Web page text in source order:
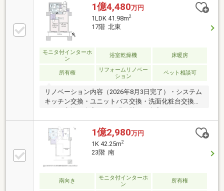
1億4,480万円
1LDK 41.98m2
17階 北東
モニタ付インターホ
ン
浴室乾燥機 床暖房
所有権
リフォームリノベー
ション
ペット相談可
リノベーション内容（2026年8月3日完了）・システム
キッチン交換・ユニットバス交換・洗面化粧台交換・
トイレ交換・全室クロス張り替え・全室フローリング
張り替え・洗濯機用防水パン交換・・・等
1億2,980万円
1K 42.25m2
23階 南
南向き
モニタ付インターホ
ン
所有権